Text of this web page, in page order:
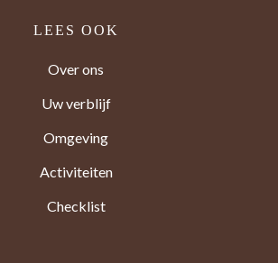
LEES OOK
Over ons
Uw verblijf
Omgeving
Activiteiten
Checklist